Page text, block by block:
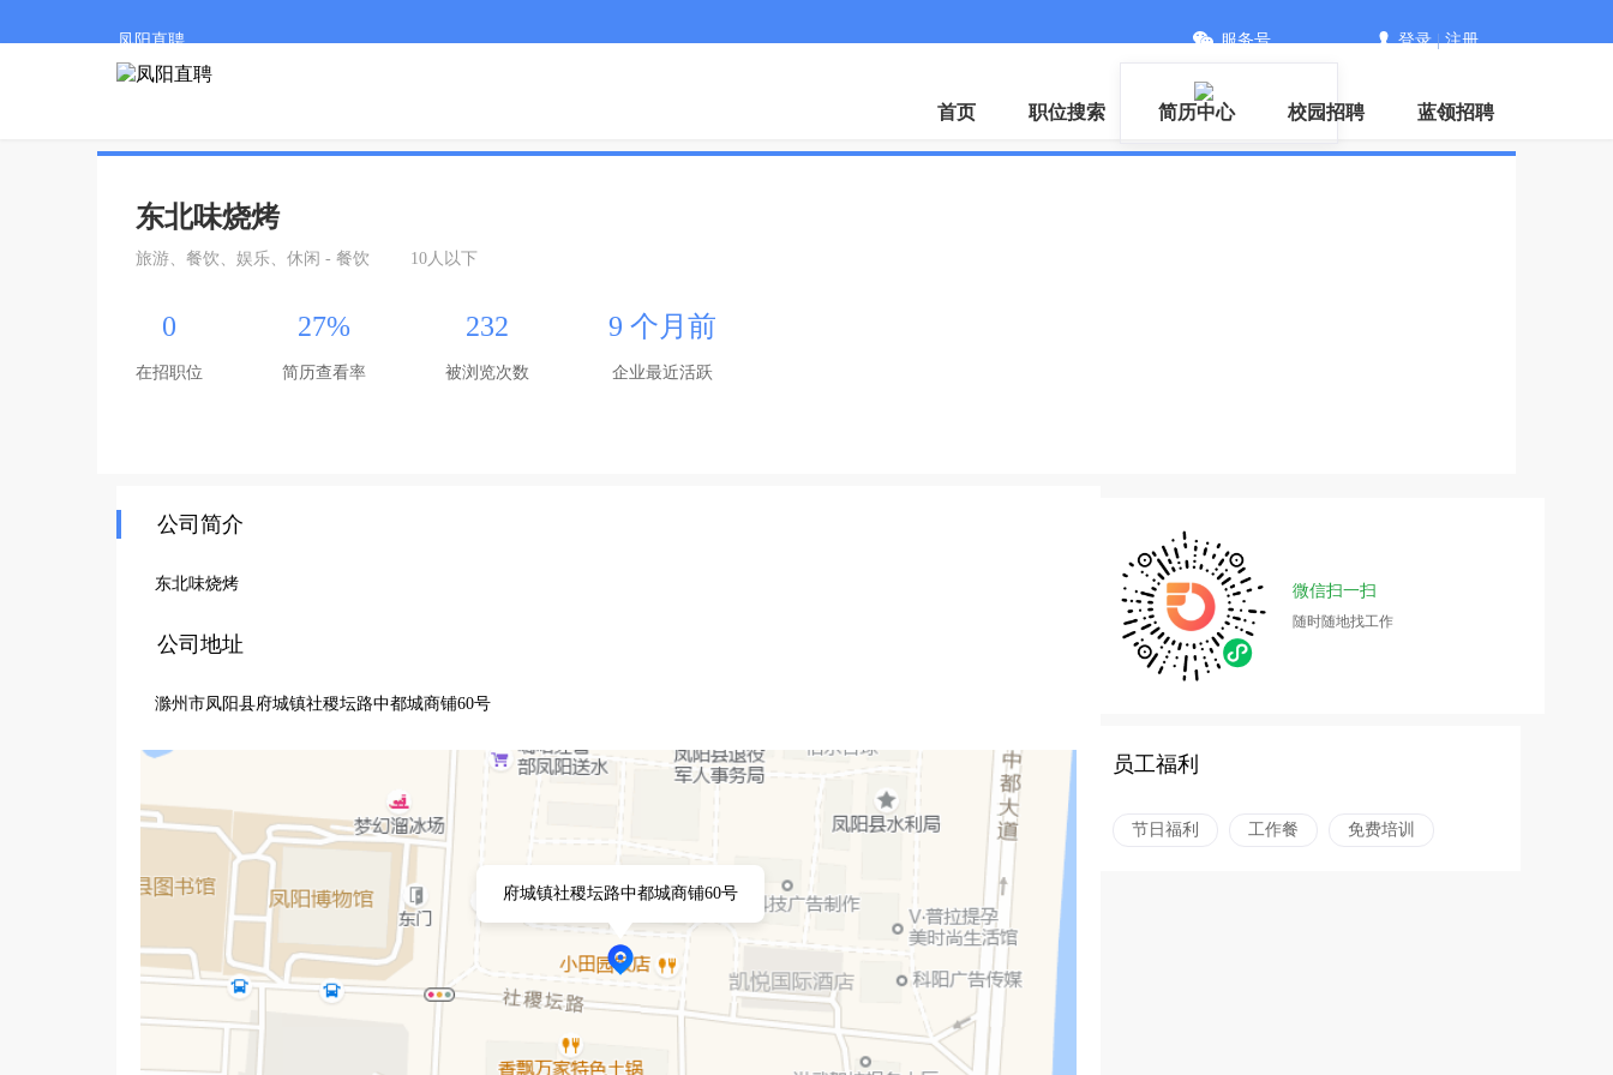
凤阳直聘 服务号 登录|注册
首页 职位搜索 简历中心 校园招聘 蓝领招聘
东北味烧烤
旅游、餐饮、娱乐、休闲 - 餐饮 10人以下
0
在招职位
27%
简历查看率
232
被浏览次数
9 个月前
企业最近活跃
公司简介
东北味烧烤
公司地址
滁州市凤阳县府城镇社稷坛路中都城商铺60号
府城镇社稷坛路中都城商铺60号
微信扫一扫
随时随地找工作
员工福利
节日福利 工作餐 免费培训